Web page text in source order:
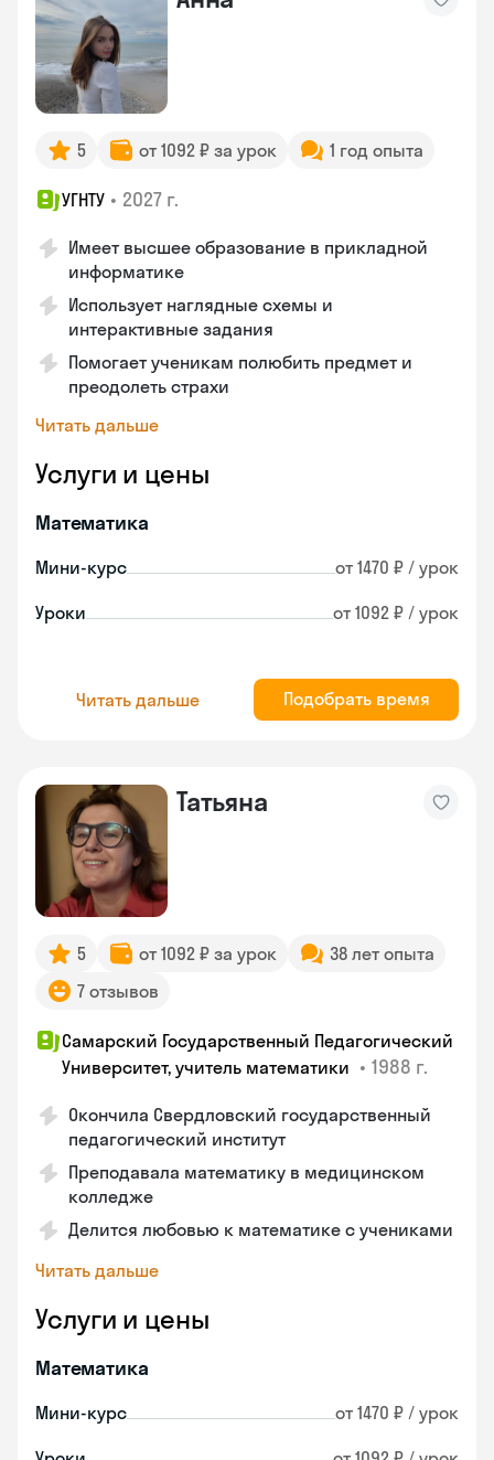
5 от 1092 ₽ за урок 1 год опыта
УГНТУ • 2027 г.
Имеет высшее образование в прикладной
информатике
Использует наглядные схемы и
интерактивные задания
Помогает ученикам полюбить предмет и
преодолеть страхи
Читать дальше
Услуги и цены
Математика
Мини-курс от 1470 ₽ / урок
Уроки от 1092 ₽ / урок
Читать дальше Подобрать время
Татьяна
5 от 1092 ₽ за урок
38 лет опыта
7 отзывов
Самарский Государственный Педагогический
Университет, учитель математики • 1988 г.
Окончила Свердловский государственный
педагогический институт
Преподавала математику в медицинском
колледже
Делится любовью к математике с учениками
Читать дальше
Услуги и цены
Математика
Мини-курс от 1470 ₽ / урок